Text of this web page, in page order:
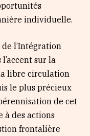
individuelle.
l’Intégration
sur la
libre circulation
le plus précieux
de cet
à des actions
frontalière